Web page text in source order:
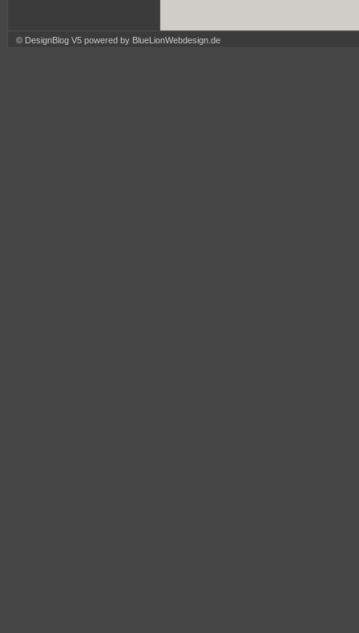
© DesignBlog V5 powered by BlueLionWebdesign.de